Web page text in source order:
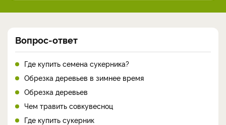
Вопрос-ответ
Где купить семена сукерника?
Обрезка деревьев в зимнее время
Обрезка деревьев
Чем травить совкувесноц
Где купить сукерник